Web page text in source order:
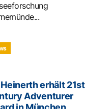
erhält 21st
Adventurer